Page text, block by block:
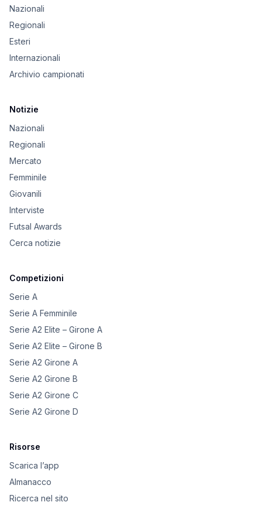
Nazionali
Regionali
Esteri
Internazionali
Archivio campionati
Notizie
Nazionali
Regionali
Mercato
Femminile
Giovanili
Interviste
Futsal Awards
Cerca notizie
Competizioni
Serie A
Serie A Femminile
Serie A2 Elite – Girone A
Serie A2 Elite – Girone B
Serie A2 Girone A
Serie A2 Girone B
Serie A2 Girone C
Serie A2 Girone D
Risorse
Scarica l’app
Almanacco
Ricerca nel sito